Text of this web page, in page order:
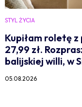
STYL ŻYCIA
Kupiłam roletę
27,99 zł.
balijskiej willi, w
05.08.2026